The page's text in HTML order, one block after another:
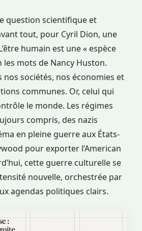
question scientifique et
tout, pour Cyril Dion, une
humain est une « espèce
les mots de Nancy Huston.
sociétés, nos économies et
communes. Or, celui qui
le monde. Les régimes
compris, des nazis
en pleine guerre aux États-
pour exporter l’American
cette guerre culturelle se
nouvelle, orchestrée par
agendas politiques clairs.